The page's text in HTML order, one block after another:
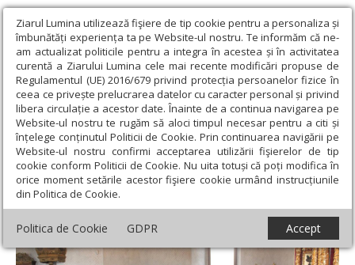
Ziarul Lumina utilizează fişiere de tip cookie pentru a personaliza și
îmbunătăți experiența ta pe Website-ul nostru. Te informăm că ne-
am actualizat politicile pentru a integra în acestea și în activitatea
curentă a Ziarului Lumina cele mai recente modificări propuse de
Regulamentul (UE) 2016/679 privind protecția persoanelor fizice în
ceea ce privește prelucrarea datelor cu caracter personal și privind
libera circulație a acestor date. Înainte de a continua navigarea pe
Website-ul nostru te rugăm să aloci timpul necesar pentru a citi și
înțelege conținutul Politicii de Cookie. Prin continuarea navigării pe
Website-ul nostru confirmi acceptarea utilizării fişierelor de tip
cookie conform Politicii de Cookie. Nu uita totuși că poți modifica în
orice moment setările acestor fişiere cookie urmând instrucțiunile
din Politica de Cookie.
Politica de Cookie GDPR Accept
Ziarul Lumina › Actualitate religioasă › Știri › Hramul Parohiei
„Sfântul Haralambie” din Galaţi
Hramul Parohiei „Sfântul Haralambie” din
Galaţi